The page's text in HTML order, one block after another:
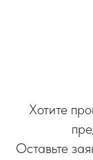
Хотите
Оставьте